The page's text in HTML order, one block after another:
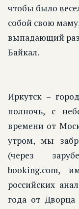
чтобы было
собой свою
выпадающий
Байкал.
Иркутск –
полночь, с
времени от
утром, мы
(через
booking.com,
российских
года от